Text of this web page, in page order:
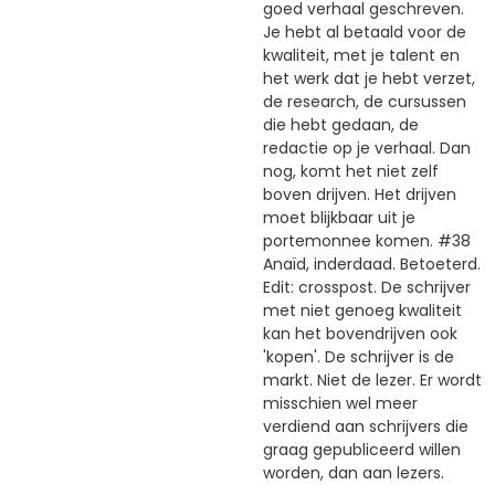
goed verhaal geschreven.
Je hebt al betaald voor de
kwaliteit, met je talent en
het werk dat je hebt verzet,
de research, de cursussen
die hebt gedaan, de
redactie op je verhaal. Dan
nog, komt het niet zelf
boven drijven. Het drijven
moet blijkbaar uit je
portemonnee komen. #38
Anaïd, inderdaad. Betoeterd.
Edit: crosspost. De schrijver
met niet genoeg kwaliteit
kan het bovendrijven ook
'kopen'. De schrijver is de
markt. Niet de lezer. Er wordt
misschien wel meer
verdiend aan schrijvers die
graag gepubliceerd willen
worden, dan aan lezers.